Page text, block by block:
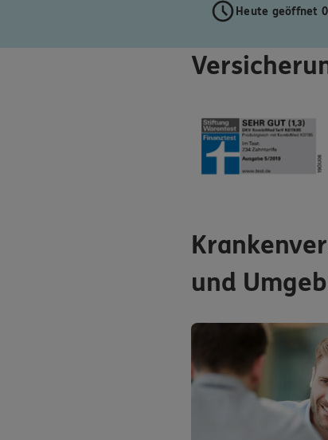
Heute geöffnet
und